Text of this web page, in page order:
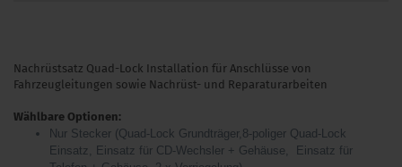
Nachrüstsatz Quad-Lock Installation für Anschlüsse von
Fahrzeugleitungen sowie Nachrüst- und Reparaturarbeiten
Wählbare Optionen:
Nur Stecker (Quad-Lock Grundträger,8-poliger Quad-Lock
Einsatz, Einsatz für CD-Wechsler + Gehäuse, Einsatz für